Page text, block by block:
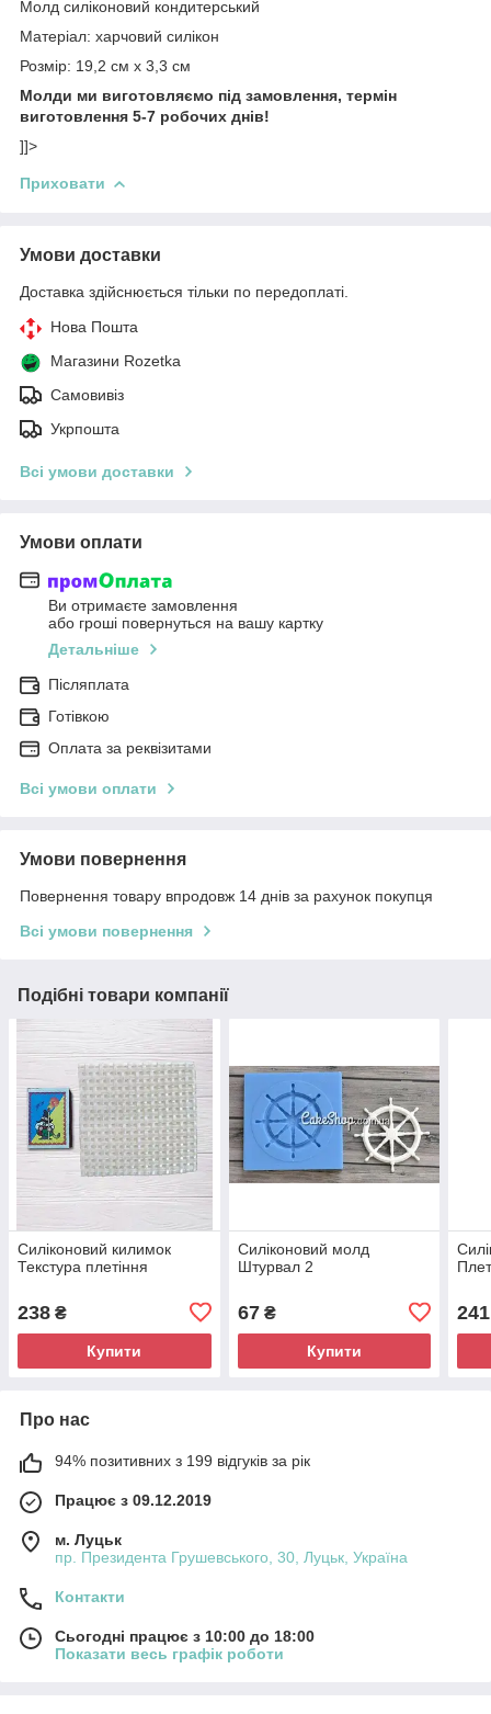
Молд силіконовий кондитерський
Матеріал: харчовий силікон
Розмір: 19,2 см х 3,3 см
Молди ми виготовляємо під замовлення, термін
виготовлення 5-7 робочих днів!
]]>
Приховати
Умови доставки
Доставка здійснюється тільки по передоплаті.
Нова Пошта
Магазини Rozetka
Самовивіз
Укрпошта
Всі умови доставки
Умови оплати
Ви отримаєте замовлення
або гроші повернуться на вашу картку
Детальніше
Післяплата
Готівкою
Оплата за реквізитами
Всі умови оплати
Умови повернення
Повернення товару впродовж 14 днів за рахунок покупця
Всі умови повернення
Подібні товари компанії
Силіконовий килимок
Текстура плетіння
238 ₴
Купити
Силіконовий молд
Штурвал 2
67₴
Купити
241
Про нас
94% позитивних з 199 відгуків за рік
Працює з 09.12.2019
м. Луцьк
пр. Президента Грушевського, 30, Луцьк, Україна
Контакти
Сьогодні працює з 10:00 до 18:00
Показати весь графік роботи